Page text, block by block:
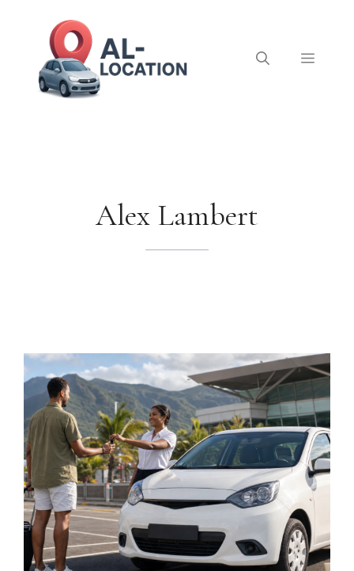
Menu
Alex Lambert